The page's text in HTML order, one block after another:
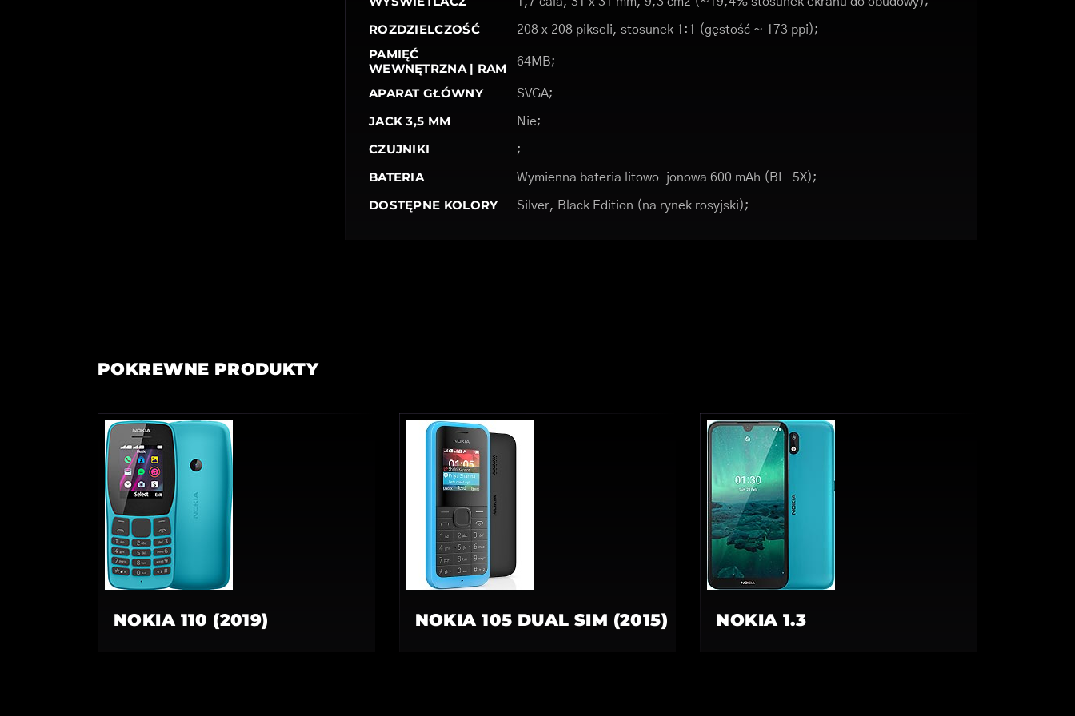
ROZDZIELCZOŚĆ 208 x 208 pikseli, stosunek 1:1 (gęstość ~ 173 ppi);
PAMIĘĆ
WEWNĘTRZNA | RAM
64MB;
APARAT GŁÓWNY SVGA;
JACK 3,5 MM Nie;
CZUJNIKI ;
BATERIA Wymienna bateria litowo-jonowa 600 mAh (BL-5X);
DOSTĘPNE KOLORY Silver, Black Edition (na rynek rosyjski);
POKREWNE PRODUKTY
NOKIA 110 (2019) NOKIA 105 DUAL SIM (2015) NOKIA 1.3